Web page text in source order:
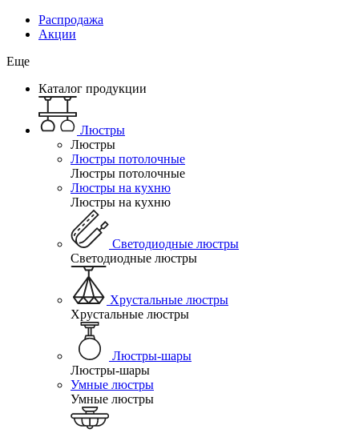
Распродажа
Акции
Еще
Каталог продукции
Люстры
Люстры
Люстры потолочные
Люстры потолочные
Люстры на кухню
Люстры на кухню
Светодиодные люстры
Светодиодные люстры
Хрустальные люстры
Хрустальные люстры
Люстры-шары
Люстры-шары
Умные люстры
Умные люстры